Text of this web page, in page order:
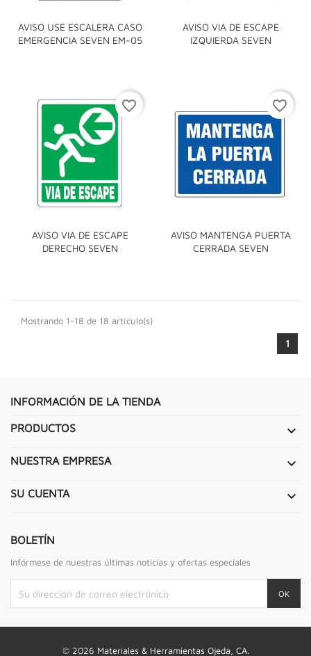
AVISO USE ESCALERA CASO
EMERGENCIA SEVEN EM-05
AVISO VIA DE ESCAPE
IZQUIERDA SEVEN
AVISO VIA DE ESCAPE
DERECHO SEVEN
favorite_border
AVISO MANTENGA PUERTA
CERRADA SEVEN
favorite_border
Mostrando 1-18 de 18 artículo(s)
1
INFORMACIÓN DE LA TIENDA
PRODUCTOS 
NUESTRA EMPRESA 
SU CUENTA 
BOLETÍN
Infórmese de nuestras últimas noticias y ofertas especiales
© 2026 Materiales & Herramientas Ojeda, CA.